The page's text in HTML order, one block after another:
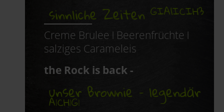
sinnliche ZeitenGIA1ICIH3
Creme Brulee ǀ Beerenfrüchte ǀ
salziges Carameleis
the Rock is back -
unser Brownie – legendär
AǀCHǀGǀ